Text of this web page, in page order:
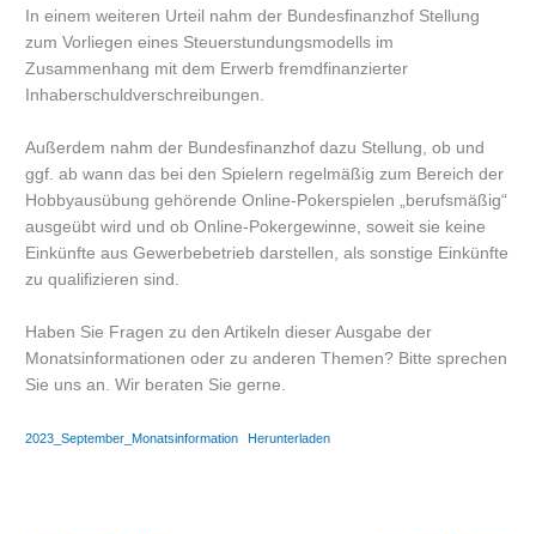
In einem weiteren Urteil nahm der Bundesfinanzhof Stellung
zum Vorliegen eines Steuerstundungsmodells im
Zusammenhang mit dem Erwerb fremdfinanzierter
Inhaberschuldverschreibungen.
Außerdem nahm der Bundesfinanzhof dazu Stellung, ob und
ggf. ab wann das bei den Spielern regelmäßig zum Bereich der
Hobbyausübung gehörende Online-Pokerspielen „berufsmäßig“
ausgeübt wird und ob Online-Pokergewinne, soweit sie keine
Einkünfte aus Gewerbebetrieb darstellen, als sonstige Einkünfte
zu qualifizieren sind.
Haben Sie Fragen zu den Artikeln dieser Ausgabe der
Monatsinformationen oder zu anderen Themen? Bitte sprechen
Sie uns an. Wir beraten Sie gerne.
2023_September_Monatsinformation Herunterladen